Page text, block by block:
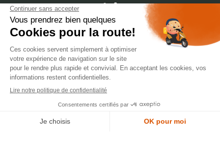
388 Av. Charles de Gaulle, 69200 Vénissieux
© 2007-2025 Silverstone Motor